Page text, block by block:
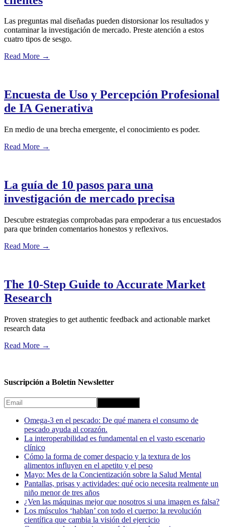
Las preguntas mal diseñadas pueden distorsionar los resultados y
contaminar la investigación de mercado. Preste atención a estos
cuatro tipos de sesgo.
Read More →
Encuesta de Uso y Percepción Profesional
de IA Generativa
En medio de una brecha emergente, el conocimiento es poder.
Read More →
La guía de 10 pasos para una
investigación de mercado precisa
Descubre estrategias comprobadas para empoderar a tus encuestados
para que brinden comentarios honestos y reflexivos.
Read More →
The 10-Step Guide to Accurate Market
Research
Proven strategies to get authentic feedback and actionable market
research data
Read More →
Suscripción a Boletín Newsletter
Omega-3 en el pescado: De qué manera el consumo de
pescado ayuda al corazón.
La interoperabilidad es fundamental en el vasto escenario
clínico
Cómo la forma de comer despacio y la textura de los
alimentos influyen en el apetito y el peso
Mayo: Mes de la Concientización sobre la Salud Mental
Pantallas, prisas y actividades: qué ocio necesita realmente un
niño menor de tres años
¿Ven las máquinas mejor que nosotros si una imagen es falsa?
Los músculos ‘hablan’ con todo el cuerpo: la revolución
científica que cambia la visión del ejercicio